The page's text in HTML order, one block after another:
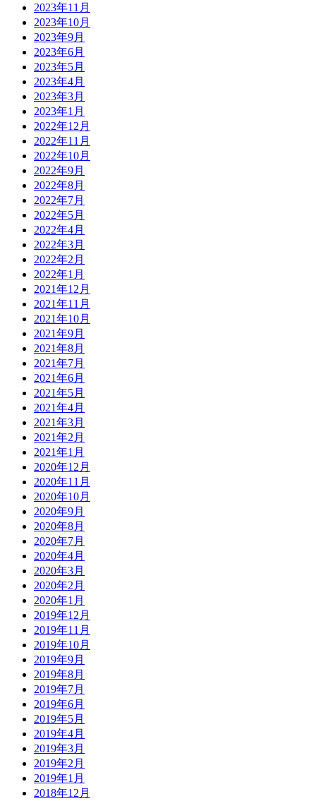
2023年11月
2023年10月
2023年9月
2023年6月
2023年5月
2023年4月
2023年3月
2023年1月
2022年12月
2022年11月
2022年10月
2022年9月
2022年8月
2022年7月
2022年5月
2022年4月
2022年3月
2022年2月
2022年1月
2021年12月
2021年11月
2021年10月
2021年9月
2021年8月
2021年7月
2021年6月
2021年5月
2021年4月
2021年3月
2021年2月
2021年1月
2020年12月
2020年11月
2020年10月
2020年9月
2020年8月
2020年7月
2020年4月
2020年3月
2020年2月
2020年1月
2019年12月
2019年11月
2019年10月
2019年9月
2019年8月
2019年7月
2019年6月
2019年5月
2019年4月
2019年3月
2019年2月
2019年1月
2018年12月